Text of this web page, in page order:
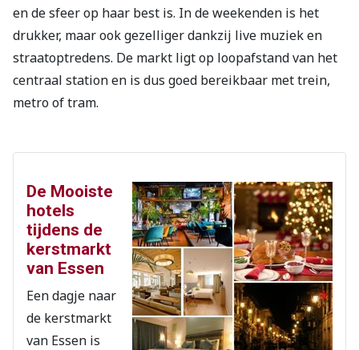
en de sfeer op haar best is. In de weekenden is het
drukker, maar ook gezelliger dankzij live muziek en
straatoptredens. De markt ligt op loopafstand van het
centraal station en is dus goed bereikbaar met trein,
metro of tram.
De Mooiste
hotels
tijdens de
kerstmarkt
van Essen
Een dagje naar
de kerstmarkt
van Essen is